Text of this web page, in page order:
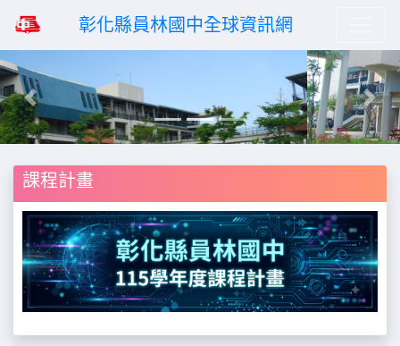
彰化縣員林國中全球資訊網
Previous Next
課程計畫